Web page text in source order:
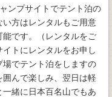
ンプサイトでテント泊の
方はレンタルもご用意
能です。（レンタルをご
トにレンタルをお申し
でテント泊をしますの
んで楽しみ、翌日は軽
緒に日本百名山でもあ